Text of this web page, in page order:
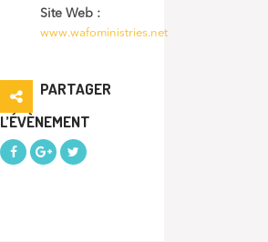
Site Web :
www.wafoministries.net
PARTAGER
L’ÉVÈNEMENT